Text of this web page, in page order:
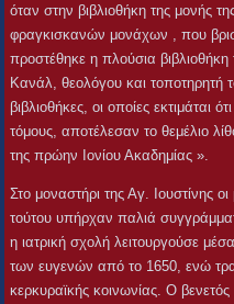
όταν στην βιβλιοθήκη της μονής
φραγκισκανών μονάχων , που
προστέθηκε η πλούσια
Κανάλ, θεολόγου και τοποτηρητή
βιβλιοθήκες, οι οποίες εκτιμάται
τόμους, αποτέλεσαν το θεμέλιο
της πρώην Ιονίου Ακαδημίας ».
Στο μοναστήρι της Αγ. Ιουστίνης
τούτου υπήρχαν παλιά
η ιατρική σχολή λειτουργούσε
των ευγενών από το 1650, ενώ
κερκυραϊκής κοινωνίας. Ο